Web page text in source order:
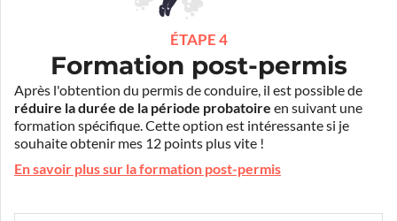
ÉTAPE 4
Formation post-permis
Après l'obtention du permis de conduire, il est possible de
réduire la durée de la période probatoire en suivant une
formation spécifique. Cette option est intéressante si je
souhaite obtenir mes 12 points plus vite !
En savoir plus sur la formation post-permis